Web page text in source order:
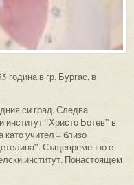
година в гр. Бургас, в
си град. Следва
“Христо Ботев” в
учител – близо
Същевременно е
институт. Понастоящем